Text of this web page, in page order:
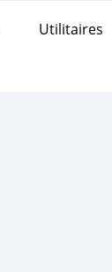
Utilitaires